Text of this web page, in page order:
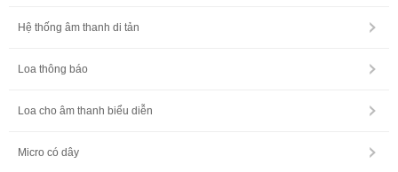
Hệ thống âm thanh di tản
Loa thông báo
Loa cho âm thanh biểu diễn
Micro có dây